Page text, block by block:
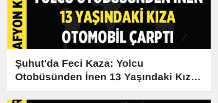
Şuhut'da Feci Kaza: Yolcu
Otobüsünden İnen 13 Yaşındaki Kız
Hayatını Kaybetti